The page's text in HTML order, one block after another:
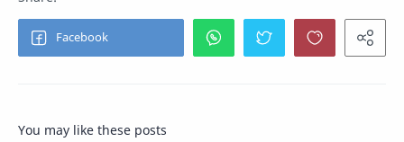
You may like these posts